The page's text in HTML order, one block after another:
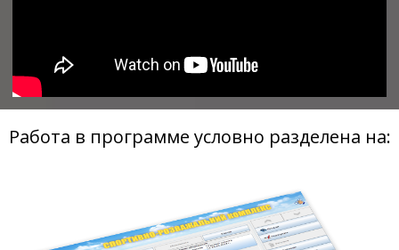
Работа в программе условно разделена на: